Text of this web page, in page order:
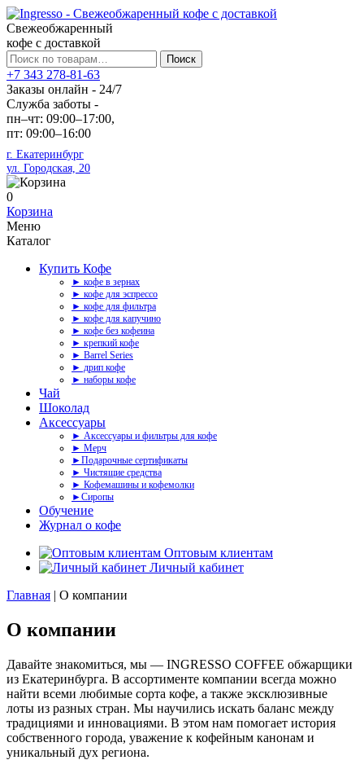
Свежеобжаренный
кофе с доставкой
Искать:
Поиск
+7 343 278-81-63
Заказы онлайн - 24/7
Служба заботы -
пн–чт: 09:00–17:00,
пт: 09:00–16:00
г. Екатеринбург
ул. Городская, 20
0
Корзина
Меню
Каталог
Купить Кофе
► кофе в зернах
► кофе для эспрессо
► кофе для фильтра
► кофе для капучино
► кофе без кофеина
► крепкий кофе
► Barrel Series
► дрип кофе
► наборы кофе
Чай
Шоколад
Аксессуары
► Аксессуары и фильтры для кофе
► Мерч
►Подарочные сертификаты
► Чистящие средства
► Кофемашины и кофемолки
►Сиропы
Обучение
Журнал о кофе
Оптовым клиентам
Личный кабинет
Главная | О компании
О компании
Давайте знакомиться, мы — INGRESSO COFFEE обжарщики
из Екатеринбурга. В ассортименте компании всегда можно
найти всеми любимые сорта кофе, а также эксклюзивные
лоты из разных стран. Мы научились искать баланс между
традициями и инновациями. В этом нам помогает история
собственного города, уважение к кофейным канонам и
уникальный дух региона.